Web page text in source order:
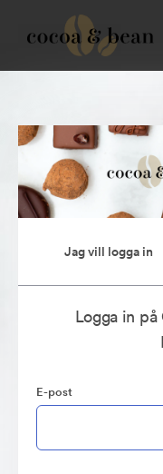
Jag vill logga in
Logga in
E-post